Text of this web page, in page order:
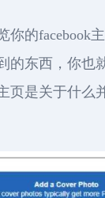
你的facebook
的东西，你也
页是关于什么